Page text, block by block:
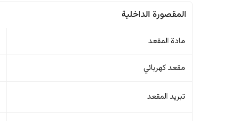
المقصورة الداخلية
مادة المقعد
مقعد كهربائي
تبريد المقعد